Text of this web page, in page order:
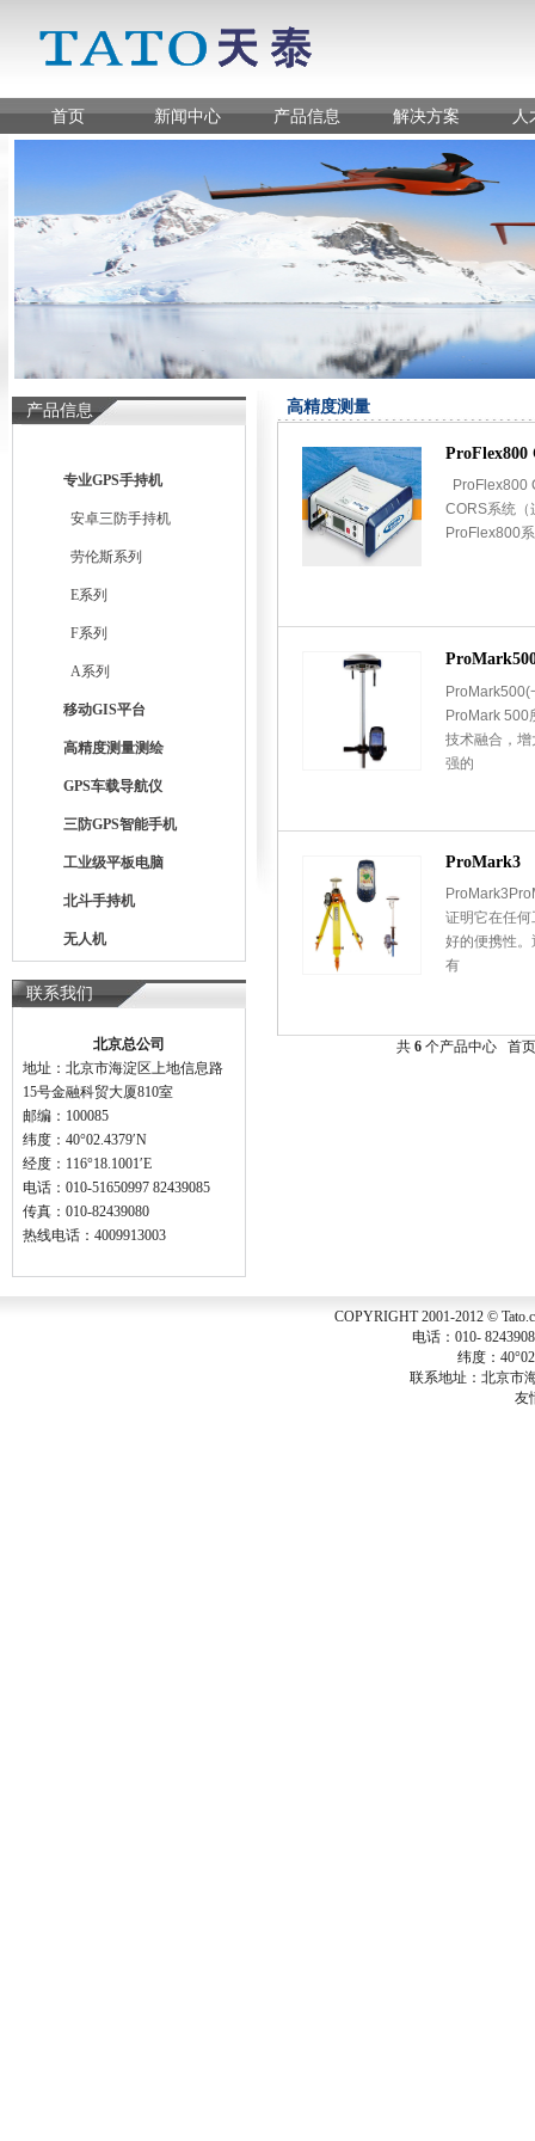
首页 新闻中心 产品信息 解决方案 人
产品信息
专业GPS手持机
安卓三防手持机
劳伦斯系列
E系列
F系列
A系列
移动GIS平台
高精度测量测绘
GPS车载导航仪
三防GPS智能手机
工业级平板电脑
北斗手持机
无人机
联系我们
北京总公司
地址：北京市海淀区上地信息路
15号金融科贸大厦810室
邮编：100085
纬度：40°02.4379′N
经度：116°18.1001′E
电话：010-51650997 82439085
传真：010-82439080
热线电话：4009913003
高精度测量
ProFlex800
ProFlex800
CORS系统（
ProFlex800系
ProMark500(
ProMark 500
技术融合，
强的
ProMark3
证明它在任
好的便携性
有
共 6 个产品中心 首
COPYRIGHT 2001-2012 ©
电话：010-
纬度：
联系地址：北京市
友